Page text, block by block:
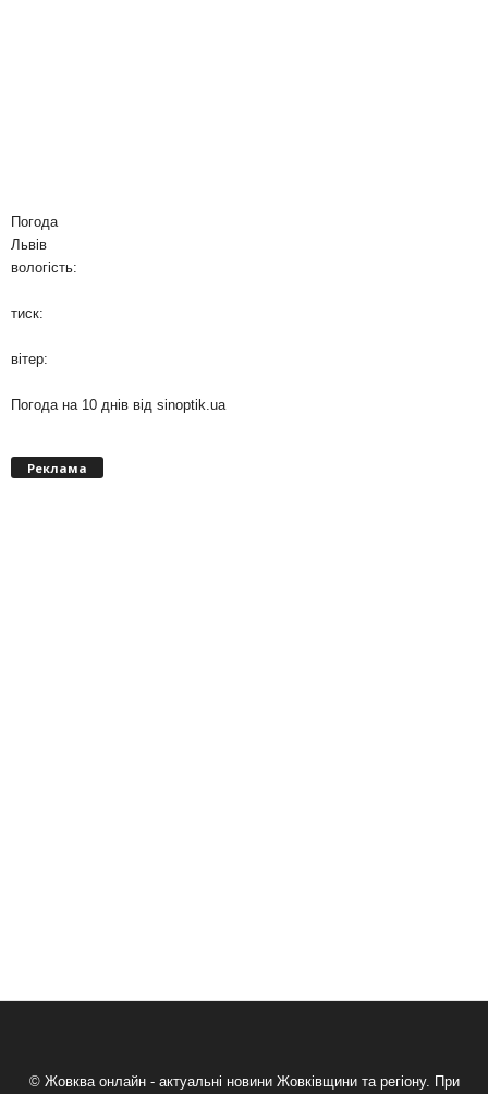
Погода
Львів
вологість:
тиск:
вітер:
Погода на 10 днів від sinoptik.ua
Реклама
© Жовква онлайн - актуальні новини Жовківщини та регіону. При